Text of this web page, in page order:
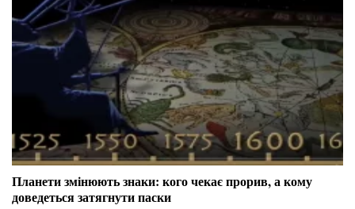
Планети змінюють знаки: кого чекає прорив, а кому
доведеться затягнути паски